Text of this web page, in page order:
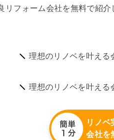
リフォーム会社を無料で紹
理想のリノベを叶える
理想のリノベを叶える
リノベ
会社を